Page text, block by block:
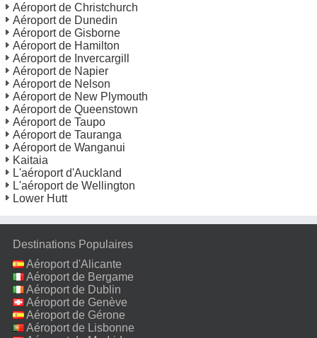
Aéroport de Christchurch
Aéroport de Dunedin
Aéroport de Gisborne
Aéroport de Hamilton
Aéroport de Invercargill
Aéroport de Napier
Aéroport de Nelson
Aéroport de New Plymouth
Aéroport de Queenstown
Aéroport de Taupo
Aéroport de Tauranga
Aéroport de Wanganui
Kaitaia
L'aéroport d'Auckland
L'aéroport de Wellington
Lower Hutt
Destinations Populaires
Aéroport d'Alicante
Aéroport de Bergame
Aéroport de Dublin
Aéroport de Genève
Aéroport de Gérone
Aéroport de Lisbonne